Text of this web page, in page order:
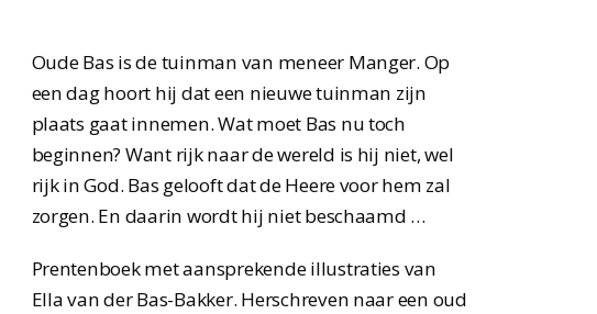
Oude Bas is de tuinman van meneer Manger. Op
een dag hoort hij dat een nieuwe tuinman zijn
plaats gaat innemen. Wat moet Bas nu toch
beginnen? Want rijk naar de wereld is hij niet, wel
rijk in God. Bas gelooft dat de Heere voor hem zal
zorgen. En daarin wordt hij niet beschaamd …
Prentenboek met aansprekende illustraties van
Ella van der Bas-Bakker. Herschreven naar een oud